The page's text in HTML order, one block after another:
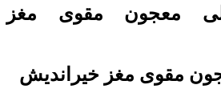
معجون مقوی مغز
مقوی مغز خیراندیش